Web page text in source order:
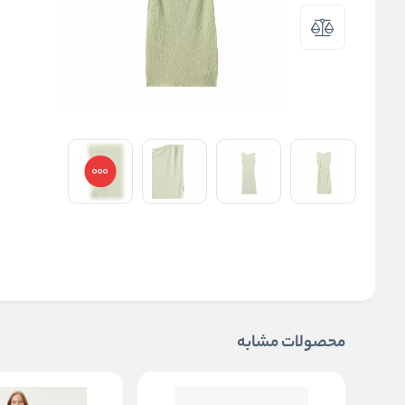
محصولات مشابه